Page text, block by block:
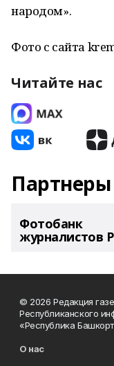
народом».
Фото с сайта
Читайте нас
Партнеры
Фотобанк
журналистов
© 2026 Редакция
Республиканского
«Республика
О нас